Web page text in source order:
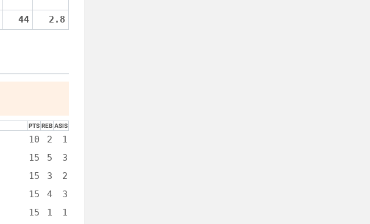
44 2.8
PTS REB ASIS
10 2 1
15 5 3
15 3 2
15 4 3
15 1 1